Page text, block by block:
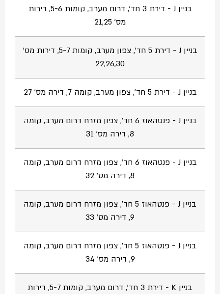
בניין J - דירת 3 חד', דרום מערב, קומות 5-6, דירות
מס' 21,25
בניין J - דירת 5 חד', צפון מערב, קומות 5-7, דירות מס'
22,26,30
בניין J - דירת 5 חד', צפון מערב, קומה 7, דירה מס' 27
בניין J - פנטהאוז 6 חד', צפון מזרח דרום מערב, קומה
8, דירה מס' 31
בניין J - פנטהאוז 6 חד', צפון מזרח דרום מערב, קומה
8, דירה מס' 32
בניין J - פנטהאוז 5 חד', צפון מזרח דרום מערב, קומה
9, דירה מס' 33
בניין J - פנטהאוז 5 חד', צפון מזרח דרום מערב, קומה
9, דירה מס' 34
בניין K - דירת 3 חד', דרום מערב, קומות 5-7, דירות